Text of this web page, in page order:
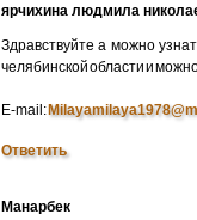
ярчихина людмила
Здравствуйте а можно
челябинской области и
E-mail:
Ответить
Манарбек